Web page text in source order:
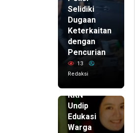
Selidiki
Dugaan
Keterkaitan
dengan
Pencurian
13
Redaksi
KKN
Undip
Edukasi
Warga